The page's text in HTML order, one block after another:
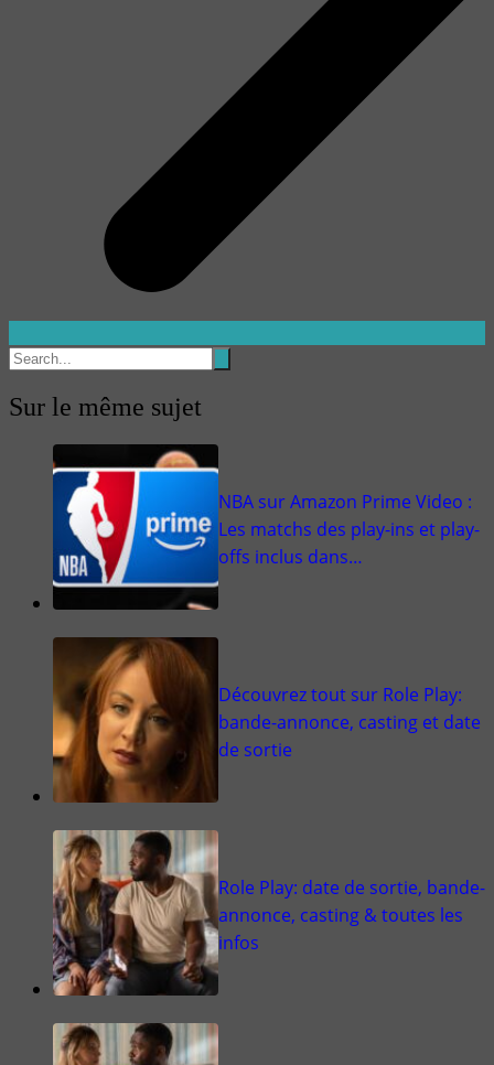
Sur le même sujet
NBA sur Amazon Prime Video :
Les matchs des play-ins et play-
offs inclus dans…
Découvrez tout sur Role Play:
bande-annonce, casting et date
de sortie
Role Play: date de sortie, bande-
annonce, casting & toutes les
infos